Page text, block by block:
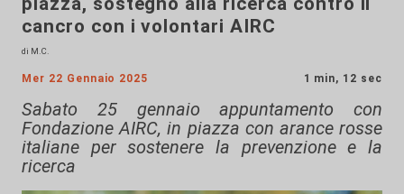
cancro con i volontari AIRC
di M.C.
Mer 22 Gennaio 2025 1 min, 12 sec
Sabato 25 gennaio appuntamento con
Fondazione AIRC, in piazza con arance rosse
italiane per sostenere la prevenzione e la
ricerca